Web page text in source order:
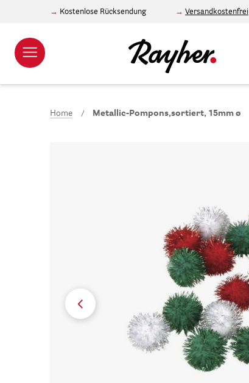
Kostenlose Rücksendung Versandkostenfrei
Home Metallic-Pompons,sortiert, 15mm ø